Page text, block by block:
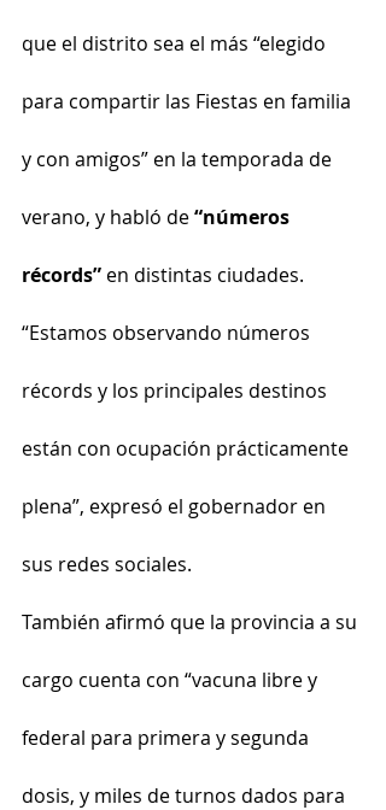
que el distrito sea el más “elegido
para compartir las Fiestas en familia
y con amigos” en la temporada de
verano, y habló de “números
récords” en distintas ciudades.
“Estamos observando números
récords y los principales destinos
están con ocupación prácticamente
plena”, expresó el gobernador en
sus redes sociales.
También afirmó que la provincia a su
cargo cuenta con “vacuna libre y
federal para primera y segunda
dosis, y miles de turnos dados para